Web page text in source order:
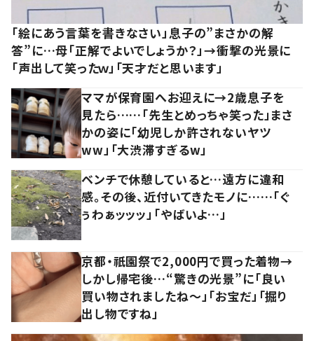
「絵にあう言葉を書きなさい」息子の”まさかの解
答”に…母「正解でよいでしょうか？」→衝撃の光景に
「声出して笑ったｗ」「天才だと思います」
ママが保育園へお迎えに→2歳息子を
見たら……「先生とめっちゃ笑った」まさ
かの姿に「幼児しか許されないヤツ
ww」「大渋滞すぎるw」
ベンチで休憩していると…遠方に違和
感。その後、近付いてきたモノに……「ぐ
ぅわぁッッッ」「やばいよ…」
京都・祇園祭で2,000円で買った着物→
しかし帰宅後…“驚きの光景”に「良い
買い物されましたね～」「お宝だ」「掘り
出し物ですね」